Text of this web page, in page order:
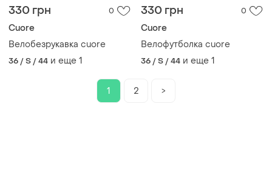
330 грн 0
Cuore
Велобезрукавка cuore
36 / S / 44 и еще 1
330 грн 0
Cuore
Велофутболка cuore
36 / S / 44 и еще 1
1 2 >